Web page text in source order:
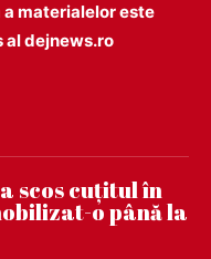
materialelor este
al dejnews.ro
scos cuțitul în
o până la